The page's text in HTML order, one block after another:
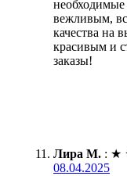
вежливым,
качества на
красивым и
заказы!
Лира М. : ★
08.04.2025